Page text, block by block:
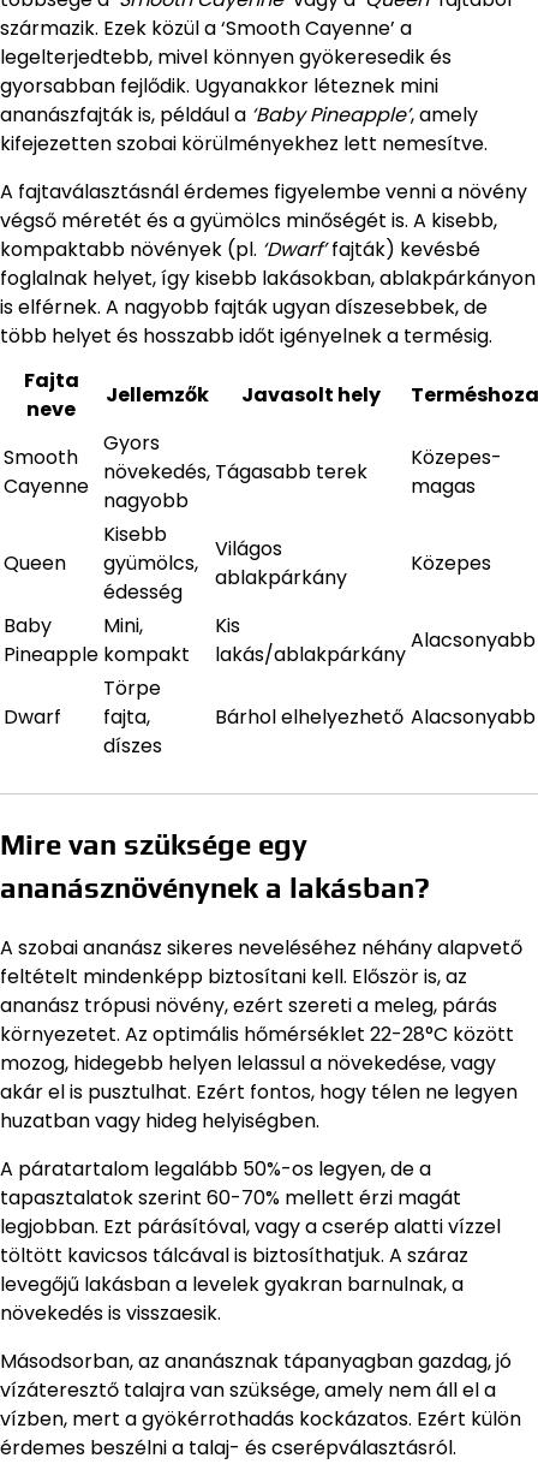
származik. Ezek közül a ‘Smooth Cayenne’ a
legelterjedtebb, mivel könnyen gyökeresedik és
gyorsabban fejlődik. Ugyanakkor léteznek mini
ananászfajták is, például a ‘Baby Pineapple’, amely
kifejezetten szobai körülményekhez lett nemesítve.
A fajtaválasztásnál érdemes figyelembe venni a növény
végső méretét és a gyümölcs minőségét is. A kisebb,
kompaktabb növények (pl. ‘Dwarf’fajták) kevésbé
foglalnak helyet, így kisebb lakásokban, ablakpárkányon
is elférnek. A nagyobb fajták ugyan díszesebbek, de
több helyet és hosszabb időt igényelnek a termésig.
Fajta
neve
Jellemzők Javasolt hely
Smooth
Cayenne
Gyors
növekedés,
nagyobb
Tágasabb terek
Közepes-
magas
Queen
Kisebb
gyümölcs,
édesség
Világos
ablakpárkány
Közepes
Baby
Pineapple
Mini,
kompakt
Kis
lakás/ablakpárkány
Alacsonyabb
Dwarf
Törpe
fajta,
díszes
Bárhol elhelyezhető Alacsonyabb
Mire van szüksége egy
ananásznövénynek a lakásban?
A szobai ananász sikeres neveléséhez néhány alapvető
feltételt mindenképp biztosítani kell. Először is, az
ananász trópusi növény, ezért szereti a meleg, párás
környezetet. Az optimális hőmérséklet 22-28°C között
mozog, hidegebb helyen lelassul a növekedése, vagy
akár el is pusztulhat. Ezért fontos, hogy télen ne legyen
huzatban vagy hideg helyiségben.
A páratartalom legalább 50%-os legyen, de a
tapasztalatok szerint 60-70% mellett érzi magát
legjobban. Ezt párásítóval, vagy a cserép alatti vízzel
töltött kavicsos tálcával is biztosíthatjuk. A száraz
levegőjű lakásban a levelek gyakran barnulnak, a
növekedés is visszaesik.
Másodsorban, az ananásznak tápanyagban gazdag, jó
vízáteresztő talajra van szüksége, amely nem áll el a
vízben, mert a gyökérrothadás kockázatos. Ezért külön
érdemes beszélni a talaj- és cserépválasztásról.